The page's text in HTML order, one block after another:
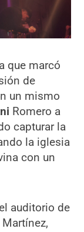
que marcó
de
un mismo
Romero a
capturar la
la iglesia
con un
auditorio de
Martínez,